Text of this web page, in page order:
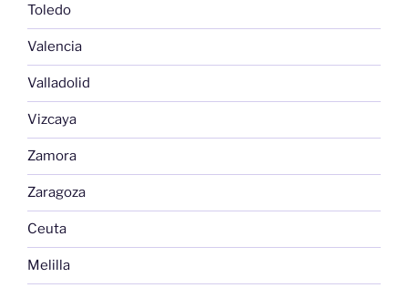
Toledo
Valencia
Valladolid
Vizcaya
Zamora
Zaragoza
Ceuta
Melilla